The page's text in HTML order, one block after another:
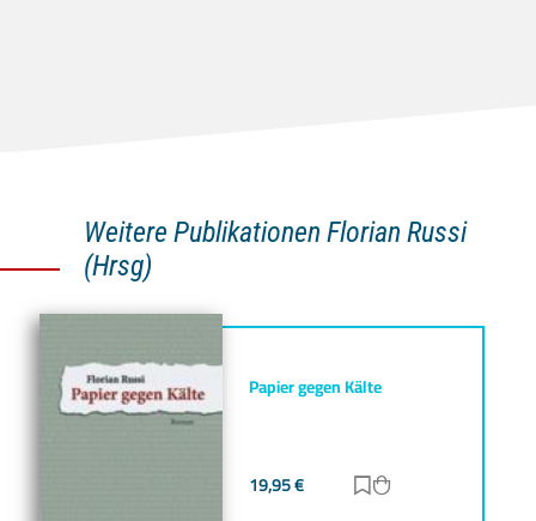
Weitere Publikationen Florian Russi
(Hrsg)
Papier gegen Kälte
19,95€ Zur Merkliste